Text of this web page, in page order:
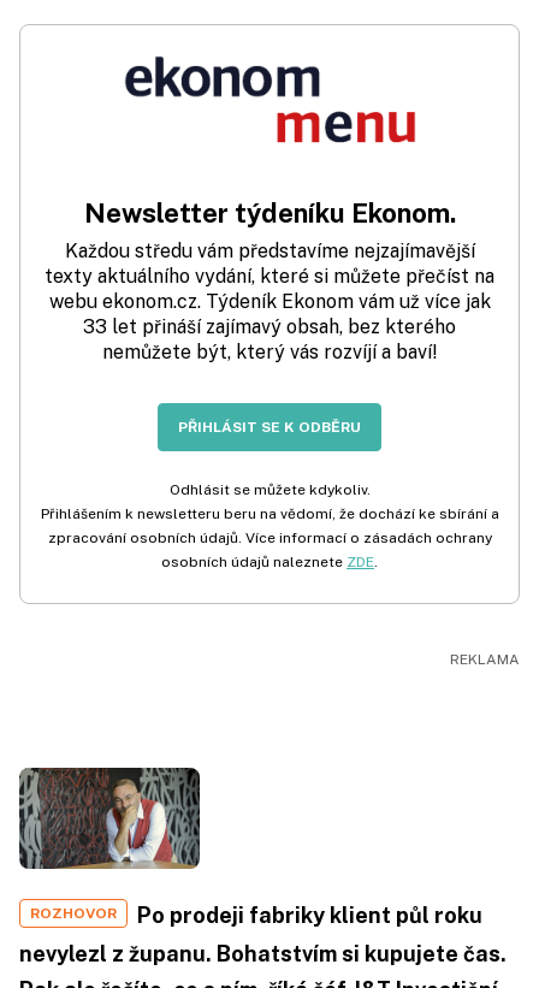
Newsletter týdeníku Ekonom.
Každou středu vám představíme nejzajímavější
texty aktuálního vydání, které si můžete přečíst na
webu ekonom.cz. Týdeník Ekonom vám už více jak
33 let přináší zajímavý obsah, bez kterého
nemůžete být, který vás rozvíjí a baví!
PŘIHLÁSIT SE K ODBĚRU
Odhlásit se můžete kdykoliv.
Přihlášením k newsletteru beru na vědomí, že dochází ke sbírání a
zpracování osobních údajů. Více informací o zásadách ochrany
osobních údajů naleznete ZDE.
ROZHOVOR
Po prodeji fabriky klient půl roku
nevylezl z županu. Bohatstvím si kupujete čas.